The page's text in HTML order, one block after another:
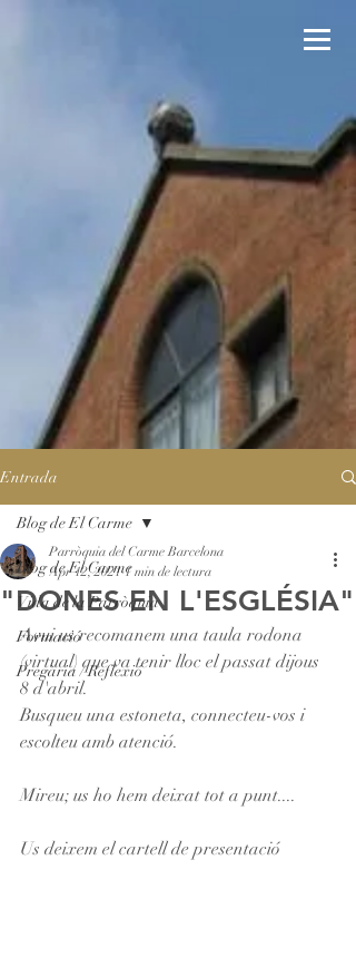
Entrada
Blog de El Carme
Vida de la Parròquia
Formació
Pregària / Reflexió
Blog de El Carme
"DONES EN L'ESGLÉSIA"
Parròquia del Carme Barcelona
Apr 12, 2021 1 min de lectura
Avui us recomanem una taula rodona
(virtual) que va tenir lloc el passat dijous
8 d'abril.
Busqueu una estoneta, connecteu-vos i
escolteu amb atenció.
Mireu; us ho hem deixat tot a punt....
Us deixem el cartell de presentació